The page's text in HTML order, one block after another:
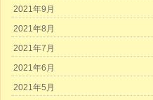
2021年9月
2021年8月
2021年7月
2021年6月
2021年5月